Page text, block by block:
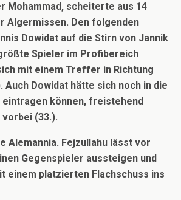
Mohammad, scheiterte aus 14
Algermissen. Den folgenden
Dowidat auf die Stirn von Jannik
Spieler im Profibereich
mit einem Treffer in Richtung
Auch Dowidat hätte sich noch in die
können, freistehend
(33.).
Alemannia. Fejzullahu lässt vor
Gegenspieler aussteigen und
einem platzierten Flachschuss ins